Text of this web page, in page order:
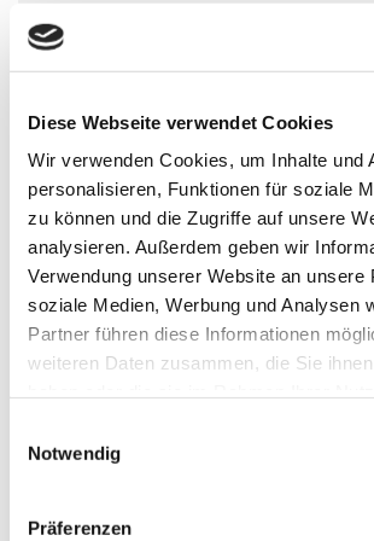
Diese Webseite verwendet Cookies
Wir verwenden Cookies, um Inhalte und
personalisieren, Funktionen für soziale
zu können und die Zugriffe auf unsere
analysieren. Außerdem geben wir
Verwendung unserer Website an unsere
soziale Medien, Werbung und Analysen
Partner führen diese Informationen
weiteren Daten zusammen, die Sie
Notwendig
Präferenzen